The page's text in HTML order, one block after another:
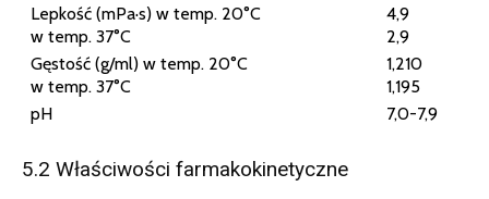
Lepkość (mPa·s) w temp. 20°C
w temp. 37°C
4,9
2,9
Gęstość (g/ml) w temp. 20°C
w temp. 37°C
1,210
1,195
pH
7,0-7,9
5.2 Właściwości farmakokinetyczne